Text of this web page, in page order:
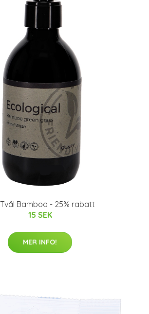
Bamboo - 25% rabatt
15 SEK
MER INFO!